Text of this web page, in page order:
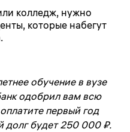
колледж, нужно
которые набегут
обучение в вузе
одобрил вам всю
первый год
долг будет 250 000 ₽.